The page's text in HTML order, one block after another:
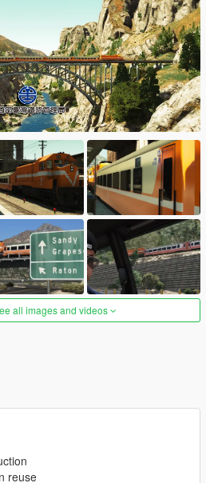
all images and videos
reuse